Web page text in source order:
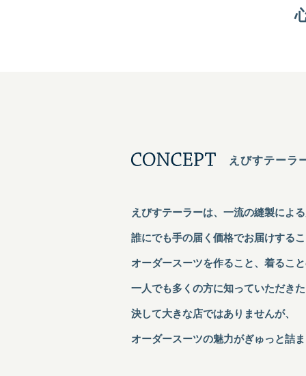
えびすテーラ
えびすテーラーは、 一流の縫製によ
誰にでも手の届く価格でお届けする
オーダースーツを作ること、着るこ
一人でも多くの方に知っていただき
決して大きな店ではありませんが、
オーダースーツの魅力がぎゅっと詰